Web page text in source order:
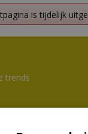
is tijdelijk
trends